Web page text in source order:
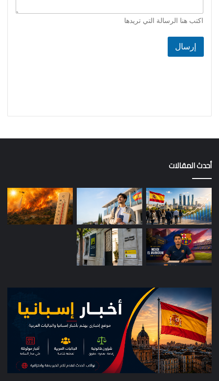
اكتب هنا الرسالة التي تريدها
إرسال
أحدث المقالات